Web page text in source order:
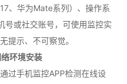
、华为Mate系列）、操作系
号或社交账号，可使用监控实
提示、不可察觉。
环境安装
过手机监控APP检测在线设